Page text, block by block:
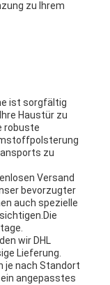
zu Ihrem
ist sorgfältig
Haustür zu
robuste
zu
Versand
bevorzugter
auch spezielle
wir DHL
Lieferung.
je nach Standort
angepasstes